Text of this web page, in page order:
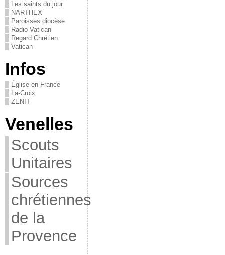
Les saints du jour
NARTHEX
Paroisses diocèse
Radio Vatican
Regard Chrétien
Vatican
Infos
Église en France
La-Croix
ZENIT
Venelles
Scouts
Unitaires
Sources
chrétiennes
de la
Provence